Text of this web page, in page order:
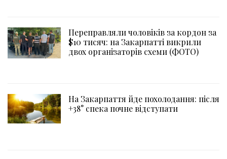
Переправляли чоловіків за кордон за
$10 тисяч: на Закарпатті викрили
двох організаторів схеми (ФОТО)
На Закарпаття йде похолодання: після
+38° спека почне відступати